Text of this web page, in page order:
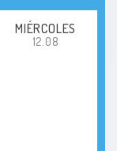
MIÉRCOLES
12.08